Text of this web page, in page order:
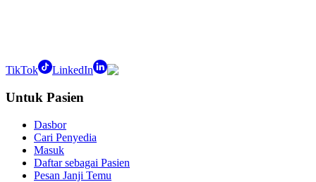
TikTok LinkedIn
Untuk Pasien
Dasbor
Cari Penyedia
Masuk
Daftar sebagai Pasien
Pesan Janji Temu